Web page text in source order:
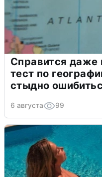
Справится даже
тест по
стыдно
6 августа 99